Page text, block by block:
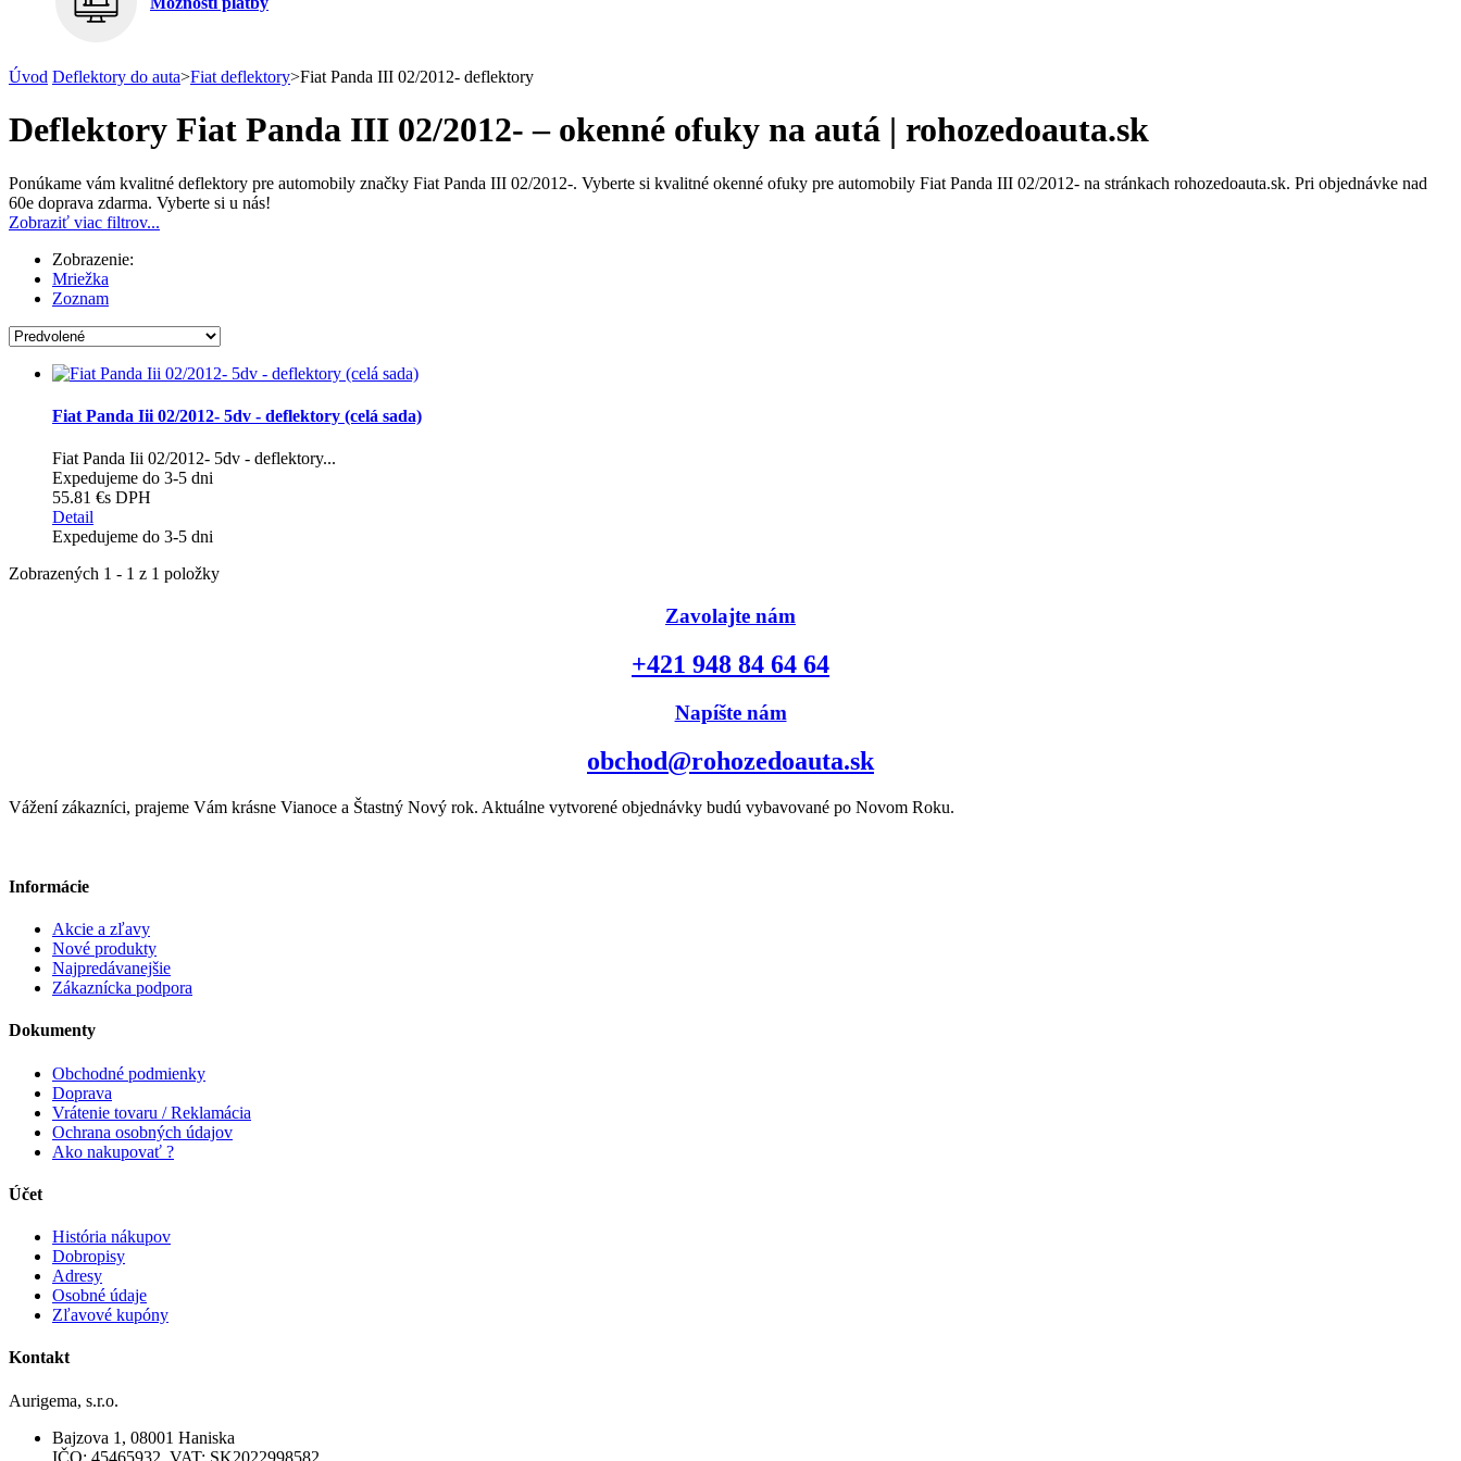
Úvod Deflektory do auta>Fiat deflektory>Fiat Panda III 02/2012- deflektory
Deflektory Fiat Panda III 02/2012- – okenné ofuky na autá | rohozedoauta.sk
Ponúkame vám kvalitné deflektory pre automobily značky Fiat Panda III 02/2012-. Vyberte si kvalitné okenné ofuky pre automobily Fiat Panda III 02/2012- na stránkach rohozedoauta.sk. Pri objednávke nad
60e doprava zdarma. Vyberte si u nás!
Zobraziť viac filtrov...
Zobrazenie:
Mriežka
Zoznam
Fiat Panda Iii 02/2012- 5dv - deflektory (celá sada)
Fiat Panda Iii 02/2012- 5dv - deflektory...
Expedujeme do 3-5 dni
55.81 €s DPH
Detail
Expedujeme do 3-5 dni
Zobrazených 1 - 1 z 1 položky
Zavolajte nám
+421 948 84 64 64
Napíšte nám
obchod@rohozedoauta.sk
Vážení zákazníci, prajeme Vám krásne Vianoce a Štastný Nový rok. Aktuálne vytvorené objednávky budú vybavované po Novom Roku.
Informácie
Akcie a zľavy
Nové produkty
Najpredávanejšie
Zákaznícka podpora
Dokumenty
Obchodné podmienky
Doprava
Vrátenie tovaru / Reklamácia
Ochrana osobných údajov
Ako nakupovať ?
Účet
História nákupov
Dobropisy
Adresy
Osobné údaje
Zľavové kupóny
Kontakt
Aurigema, s.r.o.
Bajzova 1, 08001 Haniska
IČO: 45465932, VAT: SK2022998582